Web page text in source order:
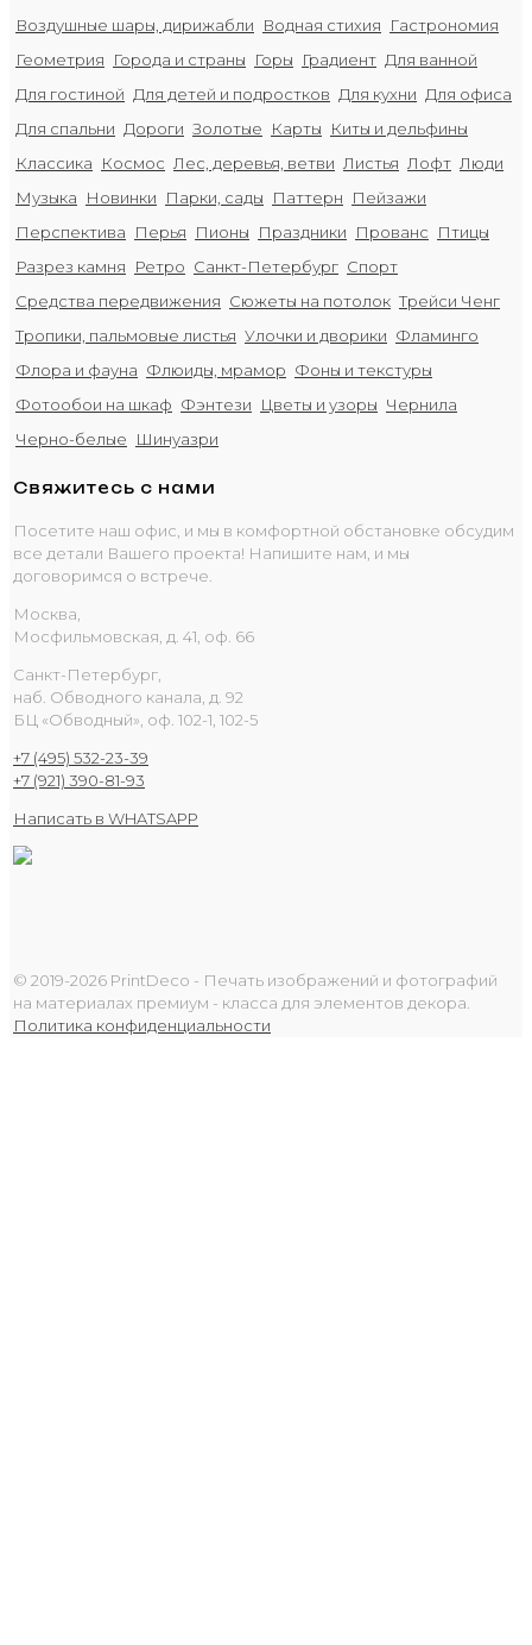
Воздушные шары, дирижабли Водная стихия
Гастрономия
Геометрия
Города и страны Горы Градиент Для ванной
Для гостиной Для детей и подростков Для кухни Для офиса
Для спальни Дороги Золотые Карты
Киты и дельфины
Классика
Космос Лес, деревья, ветви Листья Лофт Люди
Музыка
Новинки Парки, сады Паттерн
Пейзажи
Перспектива
Перья Пионы Праздники Прованс
Птицы
Разрез камня
Ретро Санкт-Петербург Спорт
Средства передвижения Сюжеты на потолок Трейси Ченг
Тропики, пальмовые листья Улочки и дворики Фламинго
Флора и фауна Флюиды, мрамор Фоны и текстуры
Фотообои на шкаф Фэнтези Цветы и узоры Чернила
Черно-белые
Шинуазри
Свяжитесь с нами
Посетите наш офис, и мы в комфортной обстановке обсудим
все детали Вашего проекта! Напишите нам, и мы
договоримся о встрече.
Москва,
Мосфильмовская, д. 41, оф. 66
Санкт-Петербург,
наб. Обводного канала, д. 92
БЦ «Обводный», оф. 102-1, 102-5
+7 (495) 532-23-39
+7 (921) 390-81-93
Написать в WHATSAPP
© 2019-2026 PrintDeco - Печать изображений и фотографий
на материалах премиум - класса для элементов декора.
Политика конфиденциальности